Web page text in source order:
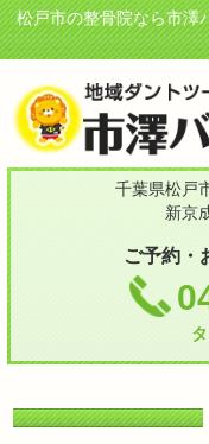
松戸市の整骨院なら市澤
千葉県松戸
新京
ご予約・